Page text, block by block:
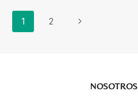
CAMINAR
Page
1 2
Next
NOSOTROS